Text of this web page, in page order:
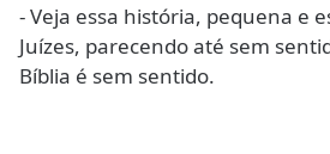
- Veja essa história, pequena e
Juízes, parecendo até sem
Bíblia é sem sentido.